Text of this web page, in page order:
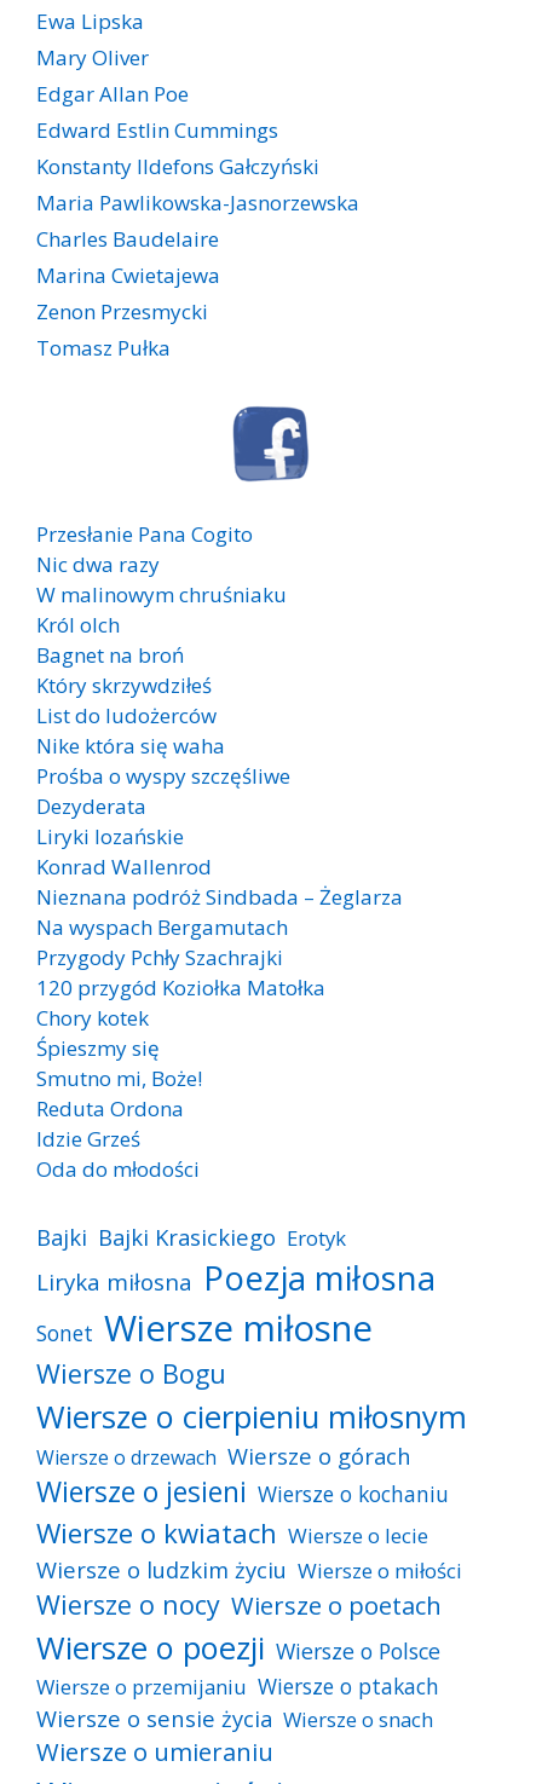
Ewa Lipska
Mary Oliver
Edgar Allan Poe
Edward Estlin Cummings
Konstanty Ildefons Gałczyński
Maria Pawlikowska-Jasnorzewska
Charles Baudelaire
Marina Cwietajewa
Zenon Przesmycki
Tomasz Pułka
Przesłanie Pana Cogito
Nic dwa razy
W malinowym chruśniaku
Król olch
Bagnet na broń
Który skrzywdziłeś
List do ludożerców
Nike która się waha
Prośba o wyspy szczęśliwe
Dezyderata
Liryki lozańskie
Konrad Wallenrod
Nieznana podróż Sindbada – Żeglarza
Na wyspach Bergamutach
Przygody Pchły Szachrajki
120 przygód Koziołka Matołka
Chory kotek
Śpieszmy się
Smutno mi, Boże!
Reduta Ordona
Idzie Grześ
Oda do młodości
Bajki Bajki Krasickiego Erotyk
Liryka miłosna Poezja miłosna
Sonet Wiersze miłosne
Wiersze o Bogu
Wiersze o cierpieniu miłosnym
Wiersze o drzewach Wiersze o górach
Wiersze o jesieni Wiersze o kochaniu
Wiersze o kwiatach Wiersze o lecie
Wiersze o ludzkim życiu Wiersze o miłości
Wiersze o nocy Wiersze o poetach
Wiersze o poezji Wiersze o Polsce
Wiersze o przemijaniu Wiersze o ptakach
Wiersze o sensie życia Wiersze o snach
Wiersze o umieraniu